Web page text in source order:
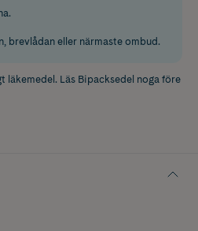
brevlådan eller närmaste ombud.
läkemedel. Läs Bipacksedel noga före